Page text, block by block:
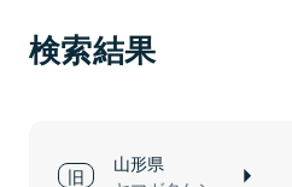
検索結果
山形県